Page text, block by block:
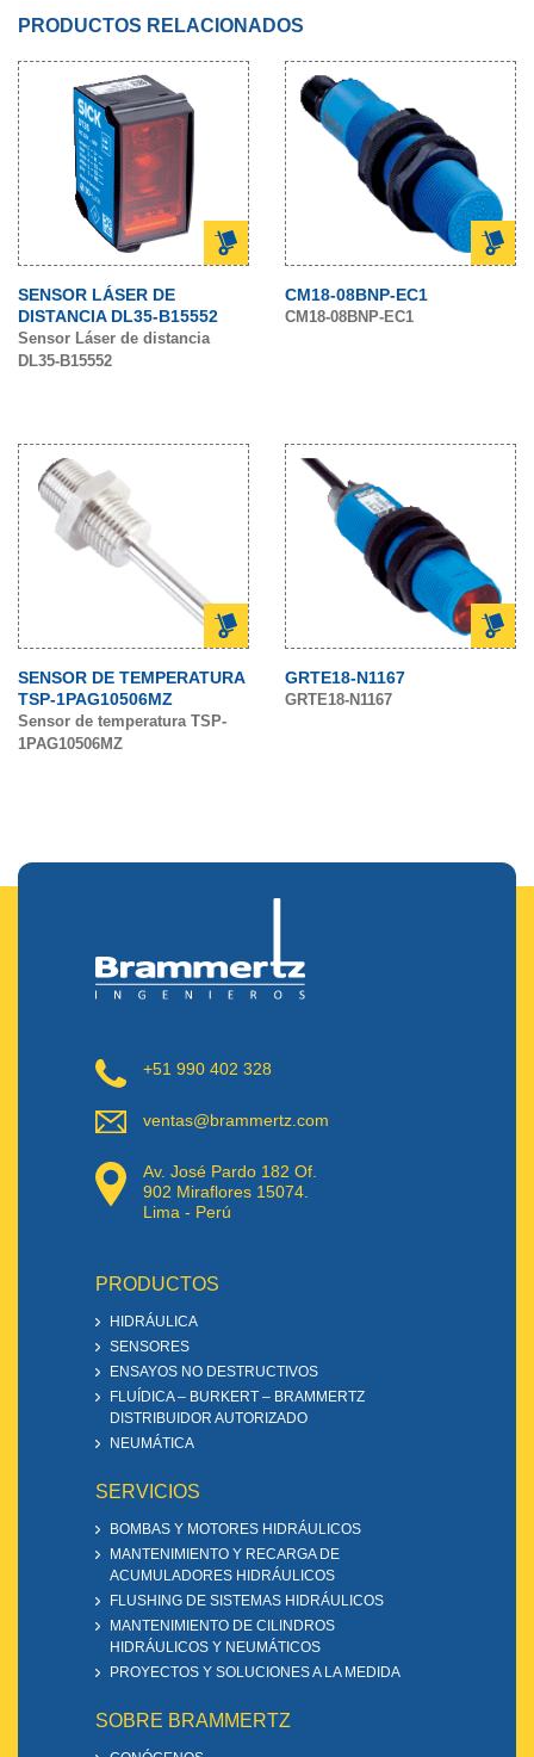
PRODUCTOS RELACIONADOS
SENSOR LÁSER DE
DISTANCIA DL35-B15552
Sensor Láser de distancia
DL35-B15552
CM18-08BNP-EC1
CM18-08BNP-EC1
SENSOR DE TEMPERATURA
TSP-1PAG10506MZ
Sensor de temperatura TSP-
1PAG10506MZ
GRTE18-N1167
GRTE18-N1167
+51 990 402 328
ventas@brammertz.com
Av. José Pardo 182 Of.
902 Miraflores 15074.
Lima - Perú
PRODUCTOS
HIDRÁULICA
SENSORES
ENSAYOS NO DESTRUCTIVOS
FLUÍDICA – BURKERT – BRAMMERTZ
DISTRIBUIDOR AUTORIZADO
NEUMÁTICA
SERVICIOS
BOMBAS Y MOTORES HIDRÁULICOS
MANTENIMIENTO Y RECARGA DE
ACUMULADORES HIDRÁULICOS
FLUSHING DE SISTEMAS HIDRÁULICOS
MANTENIMIENTO DE CILINDROS
HIDRÁULICOS Y NEUMÁTICOS
PROYECTOS Y SOLUCIONES A LA MEDIDA
SOBRE BRAMMERTZ